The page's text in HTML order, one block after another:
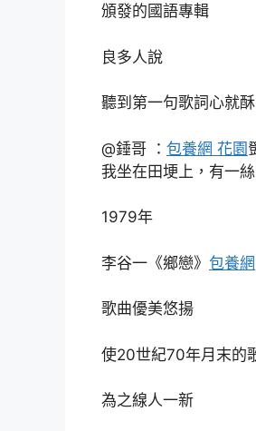
頒發的國語專輯
良多人說
聽到第一句歌詞心就
@錘哥 ： 包養網 花園
我坐在田埂上，有一
1979年
李谷一《鄉戀》 包養網
歌曲優美悠揚
使20世紀70年月末的
為之線人一新